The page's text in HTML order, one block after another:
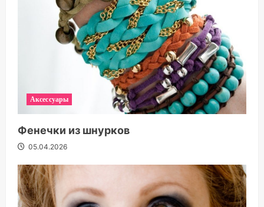
Аксессуары
Фенечки из шнурков
05.04.2026